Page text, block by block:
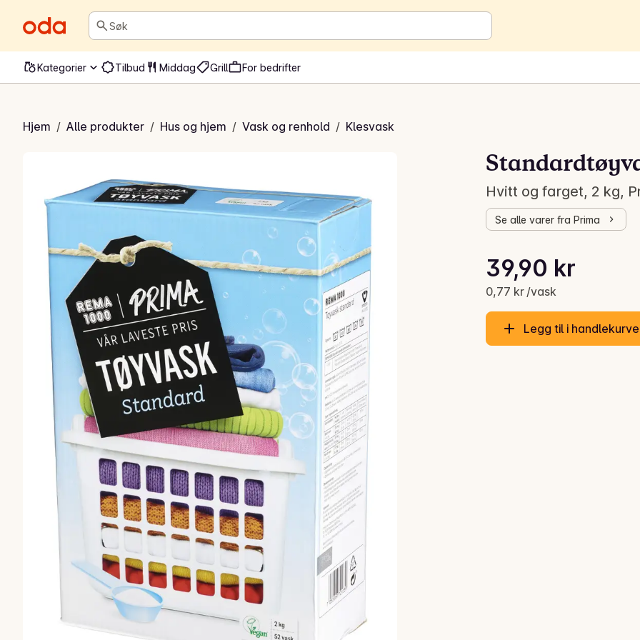
Søk
Kategorier Tilbud Middag Grill For bedrifter
Hjem / Alle produkter / Hus og hjem / Vask og renhold / Klesvask
Hvitt og farget, 2 kg,
Se alle varer fra Prima
Gjeldende pris er: 39,90 kr
39,90 kr
0,77 kr /vask
Stykkpris: 0,77 kr /vask
Legg til i